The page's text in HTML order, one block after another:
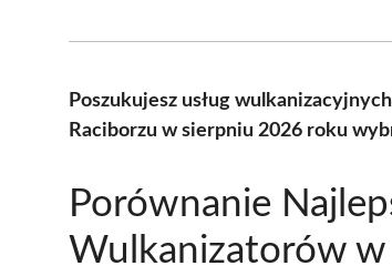
Poszukujesz usług
Raciborzu w sierpniu 2026 roku
Porównanie
Wulkanizatorów w